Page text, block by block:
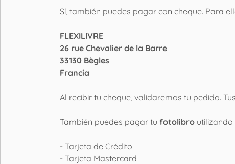
Sí, también puedes pagar con cheque. Para
FLEXILIVRE
26 rue Chevalier de la Barre
33130 Bègles
Francia
Al recibir tu cheque, validaremos tu pedido.
También puedes pagar tu fotolibro utilizando
- Tarjeta de Crédito
- Tarjeta Mastercard